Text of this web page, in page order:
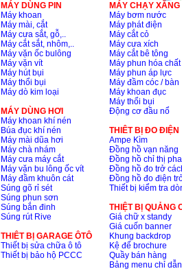
MÁY DÙNG PIN
Máy khoan
Máy mài, cắt
Máy cưa sắt, gỗ,..
Máy cắt sắt, nhôm,..
Máy vặn ốc bulông
Máy vặn vít
Máy hút bụi
Máy thổi bụi
Máy dò kim loại
MÁY DÙNG HƠI
Máy khoan khí nén
Búa đục khí nén
Máy mài dũa hơi
Máy chà nhám
Máy cưa máy cắt
Máy vặn bu lông ốc vít
Máy đầm khuôn cát
Súng gõ rỉ sét
Súng phun sơn
Súng bắn đinh
Súng rút Rive
THIÊT BỊ GARAGE ÔTÔ
Thiết bị sửa chữa ô tô
Thiết bị bảo hộ PCCC
MÁY CHẠY
Máy bơm nước
Máy phát điện
Máy cắt cỏ
Máy cưa xích
Máy cắt bê tông
Máy phun hóa chất
Máy phun áp lực
Máy đầm cóc / bàn
Máy khoan đục
Máy thổi bụi
Động cơ đầu nổ
THIÊT BỊ ĐO ĐIỆN
Ampe Kìm
Đồng hồ vạn năng
Đồng hồ chỉ thị pha
Đồng hồ đo trở
Đồng hồ đo điện
Thiết bị kiểm tra
THIỆT BỊ QUẢNG
Giá chữ x standy
Giá cuốn banner
Khung backdrop
Kệ để brochure
Quầy bán hàng
Bảng menu chỉ dẫn